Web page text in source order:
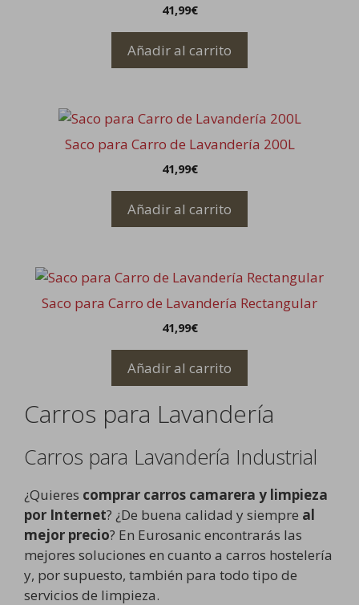
Carros para Lavandería
Carros para Lavandería Industrial
¿Quieres comprar carros camarera y limpieza
por Internet? ¿De buena calidad y siempre al
mejor precio? En Eurosanic encontrarás las
mejores soluciones en cuanto a carros hostelería
y, por supuesto, también para todo tipo de
servicios de limpieza.
41,99€
Añadir al carrito
Saco para Carro de Lavandería 200L
41,99€
Añadir al carrito
Saco para Carro de Lavandería Rectangular
41,99€
Añadir al carrito